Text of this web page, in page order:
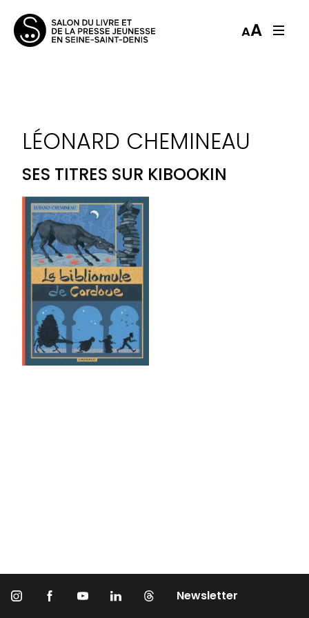
AA
LÉONARD CHEMINEAU
SES TITRES SUR KIBOOKIN
Newsletter